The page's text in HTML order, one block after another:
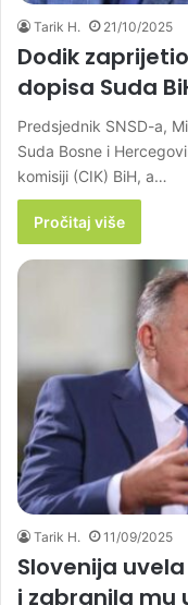
Tarik H. 21/10/2025
Dodik
dopisa Suda
Predsjednik SNSD-a,
Suda Bosne i
komisiji (CIK) BiH, a…
Pročitaj više
Tarik H. 11/09/2025
Slovenija
i zabranila mu